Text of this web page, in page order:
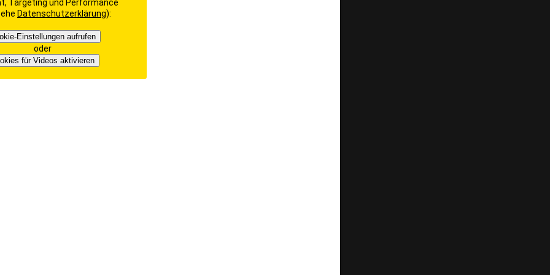
Targeting und Performance
Datenschutzerklärung):
Einstellungen aufrufen
oder
für Videos aktivieren